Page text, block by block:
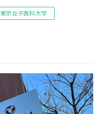
東京女子医科大学